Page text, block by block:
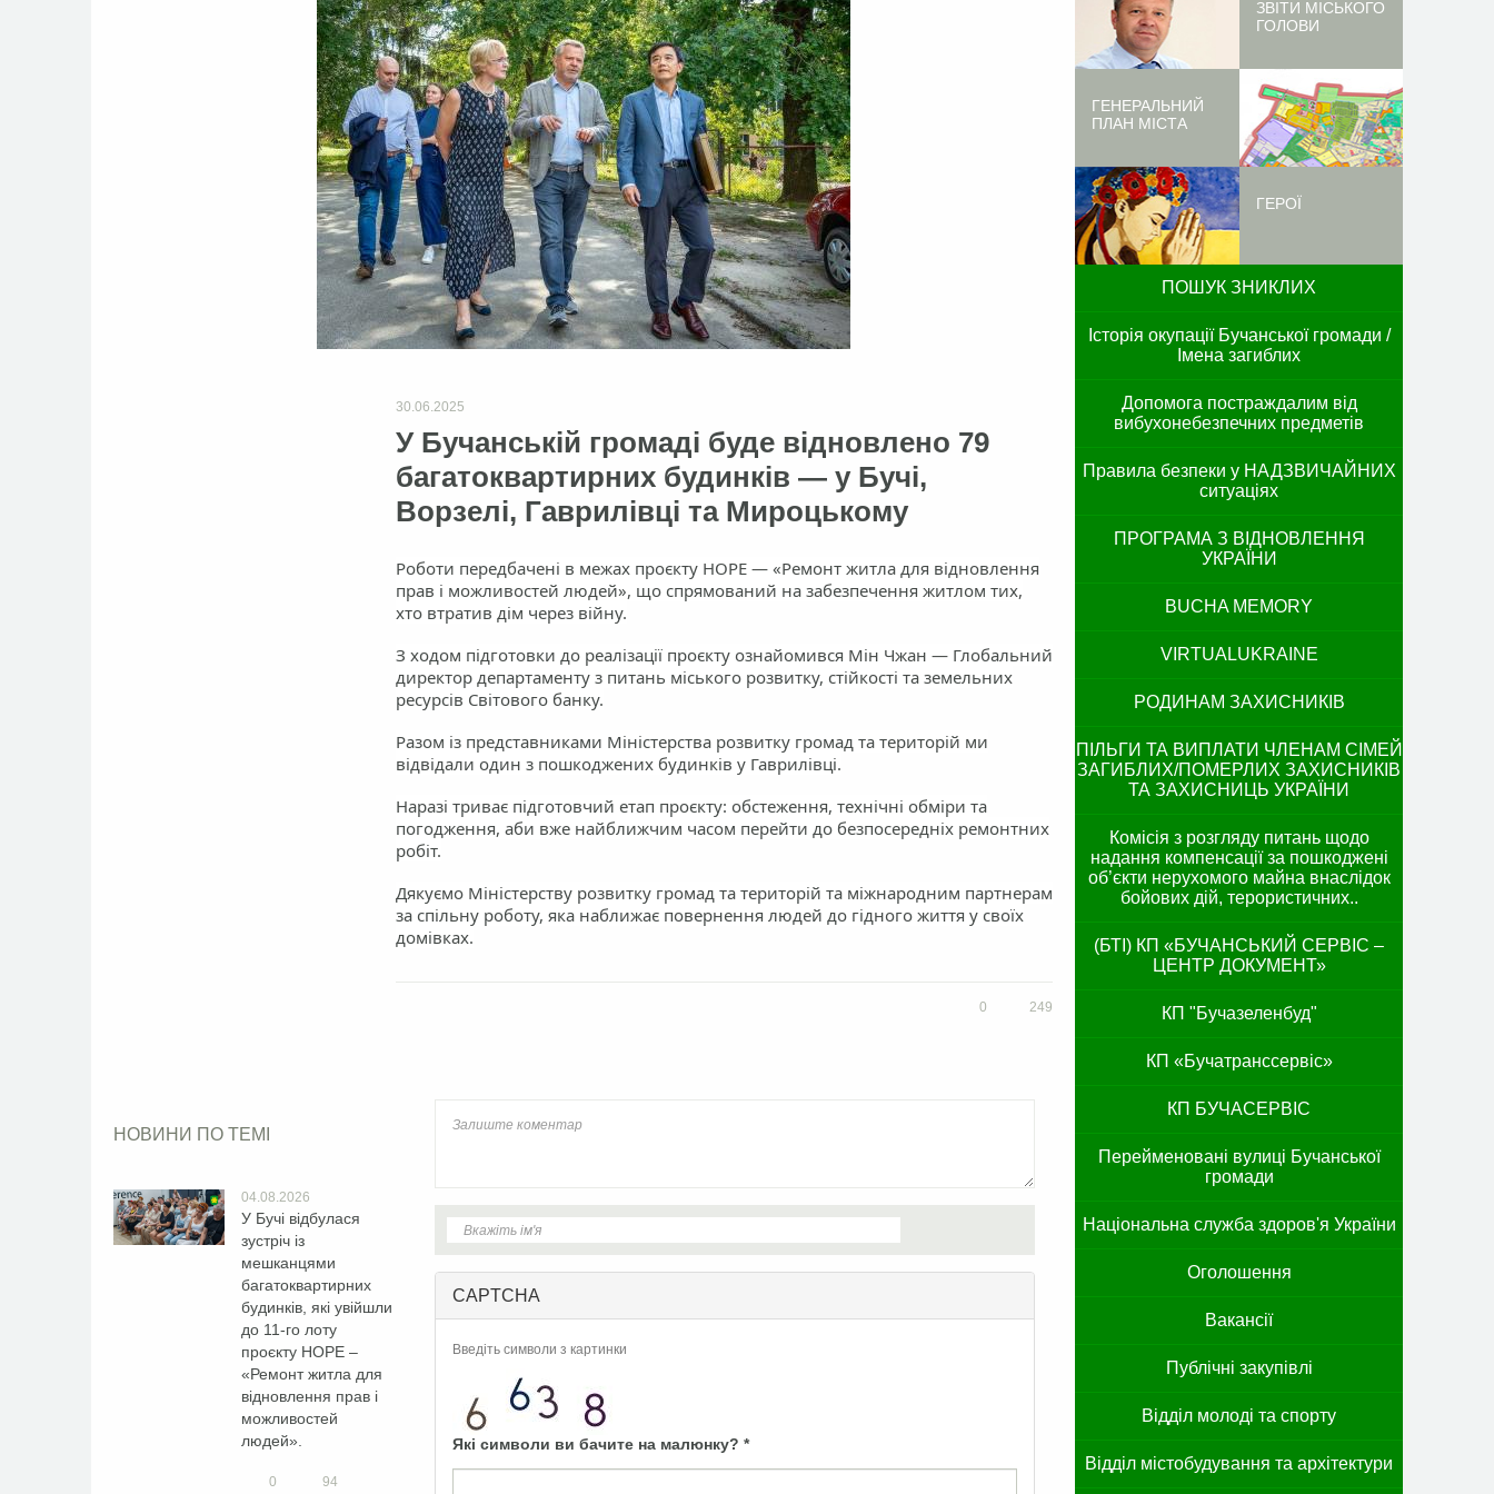
30.06.2025
У Бучанській громаді буде відновлено 79
багатоквартирних будинків — у Бучі,
Ворзелі, Гаврилівці та Мироцькому
Роботи передбачені в межах проєкту HOPE — «Ремонт житла для відновлення
прав і можливостей людей», що спрямований на забезпечення житлом тих,
хто втратив дім через війну.
З ходом підготовки до реалізації проєкту ознайомився Мін Чжан — Глобальний
директор департаменту з питань міського розвитку, стійкості та земельних
ресурсів Світового банку.
Разом із представниками Міністерства розвитку громад та територій ми
відвідали один з пошкоджених будинків у Гаврилівці.
Наразі триває підготовчий етап проєкту: обстеження, технічні обміри та
погодження, аби вже найближчим часом перейти до безпосередніх ремонтних
робіт.
Дякуємо Міністерству розвитку громад та територій та міжнародним партнерам
за спільну роботу, яка наближає повернення людей до гідного життя у своїх
домівках.
249
0
НОВИНИ ПО ТЕМІ
04.08.2026
У Бучі відбулася
зустріч із
мешканцями
багатоквартирних
будинків, які увійшли
до 11-го лоту
проєкту HOPE –
«Ремонт житла для
відновлення прав і
можливостей
людей».
0 94
CAPTCHA
Введіть символи з картинки
Які символи ви бачите на малюнку? *
ЗВІТИ МІСЬКОГО
ГОЛОВИ
ГЕНЕРАЛЬНИЙ
ПЛАН МІСТА
ГЕРОЇ
ПОШУК ЗНИКЛИХ
Історія окупації Бучанської громади /
Імена загиблих
Допомога постраждалим від
вибухонебезпечних предметів
Правила безпеки у НАДЗВИЧАЙНИХ
ситуаціях
ПРОГРАМА З ВІДНОВЛЕННЯ
УКРАЇНИ
BUCHA MEMORY
VIRTUALUKRAINE
РОДИНАМ ЗАХИСНИКІВ
ПІЛЬГИ ТА ВИПЛАТИ ЧЛЕНАМ СІМЕЙ
ЗАГИБЛИХ/ПОМЕРЛИХ ЗАХИСНИКІВ
ТА ЗАХИСНИЦЬ УКРАЇНИ
Комісія з розгляду питань щодо
надання компенсації за пошкоджені
об’єкти нерухомого майна внаслідок
бойових дій, терористичних..
(БТІ) КП «БУЧАНСЬКИЙ СЕРВІС –
ЦЕНТР ДОКУМЕНТ»
КП "Бучазеленбуд"
КП «Бучатранссервіс»
КП БУЧАСЕРВІС
Перейменовані вулиці Бучанської
громади
Національна служба здоров'я України
Оголошення
Вакансії
Публічні закупівлі
Відділ молоді та спорту
Відділ містобудування та архітектури